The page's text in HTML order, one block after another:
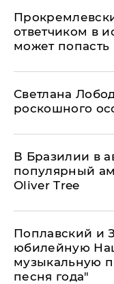
ответчиком в
может
Светлана
роскошного
В Бразилии в
популярный
Oliver Tree
Поплавский и
юбилейную
музыкальную
песня года"